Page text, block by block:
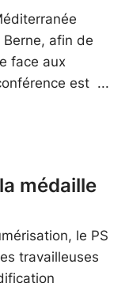
afin de
face aux
est
médaille
le PS
travailleuses